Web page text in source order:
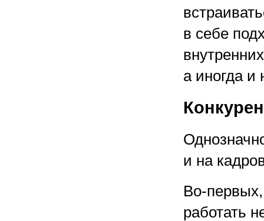
в себе
а иногда и
и на
Во-первых,
работать